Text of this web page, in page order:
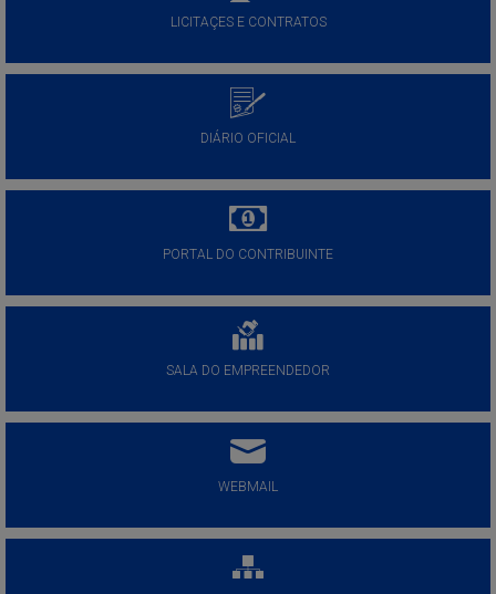
LICITAÇES E CONTRATOS
DIÁRIO OFICIAL
PORTAL DO CONTRIBUINTE
SALA DO EMPREENDEDOR
WEBMAIL